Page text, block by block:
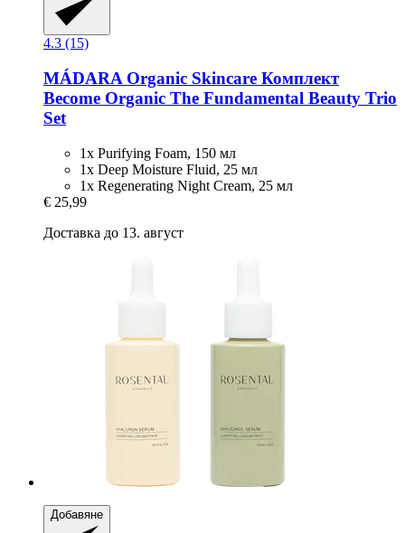
4.3 (15)
MÁDARA Organic Skincare Комплект
Become Organic The Fundamental Beauty Trio
Set
1x Purifying Foam, 150 мл
1x Deep Moisture Fluid, 25 мл
1x Regenerating Night Cream, 25 мл
€ 25,99
Доставка до 13. август
Добавяне